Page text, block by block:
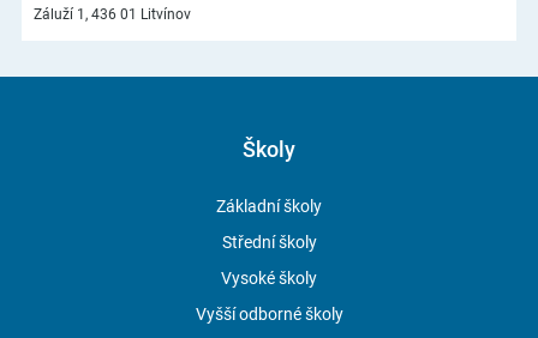
Záluží 1, 436 01 Litvínov
Školy
Základní školy
Střední školy
Vysoké školy
Vyšší odborné školy